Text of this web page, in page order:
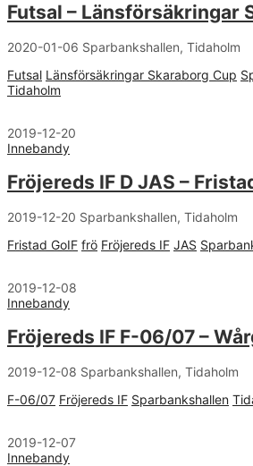
Futsal – Länsförsäkringar
2020-01-06 Sparbankshallen, Tidaholm
Futsal Länsförsäkringar Skaraborg Cup
Tidaholm
2019-12-20
Innebandy
Fröjereds IF D JAS –
2019-12-20 Sparbankshallen, Tidaholm
Fristad GoIF frö Fröjereds IF JAS
2019-12-08
Innebandy
Fröjereds IF F-06/07 –
2019-12-08 Sparbankshallen, Tidaholm
F-06/07 Fröjereds IF Sparbankshallen
2019-12-07
Innebandy